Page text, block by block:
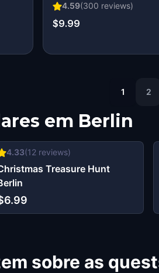
4.59(300 reviews)
$9.99
1 2
em Berlin
4.33(12 reviews)
Treasure Hunt
sobre as